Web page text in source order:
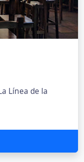
Línea de la